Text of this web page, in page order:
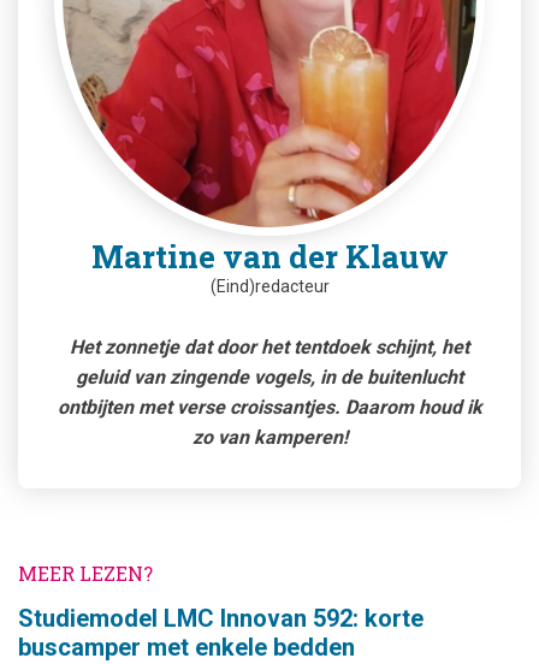
Martine van der Klauw
(Eind)redacteur
Het zonnetje dat door het tentdoek schijnt, het
geluid van zingende vogels, in de buitenlucht
ontbijten met verse croissantjes. Daarom houd ik
zo van kamperen!
MEER LEZEN?
Studiemodel LMC Innovan 592: korte
buscamper met enkele bedden